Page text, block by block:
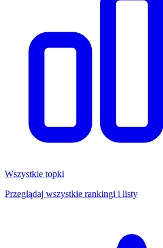
Wszystkie topki
Przeglądaj wszystkie rankingi i listy